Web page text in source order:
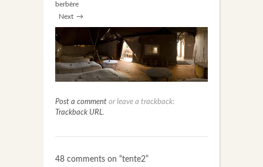
berbère
Next →
Post a comment or leave a trackback:
Trackback URL.
48 comments on “tente2”